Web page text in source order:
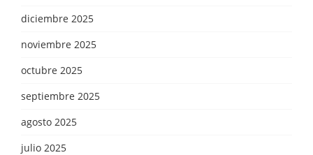
diciembre 2025
noviembre 2025
octubre 2025
septiembre 2025
agosto 2025
julio 2025